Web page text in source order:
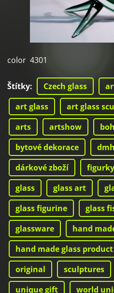
color 4301
Štítky: Czech glass
art glass
art glass
arts
artshow
bytové dekorace
dárkové zboží
glass
glass art
glass figurine
glass
glassware
hand
hand made glass product
original
sculptures
unique gift
world